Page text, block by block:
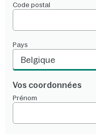
Code postal
Pays
Belgique
Vos coordonnées
Prénom